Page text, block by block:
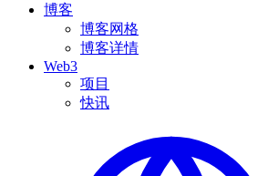
博客
博客网格
博客详情
Web3
项目
快讯